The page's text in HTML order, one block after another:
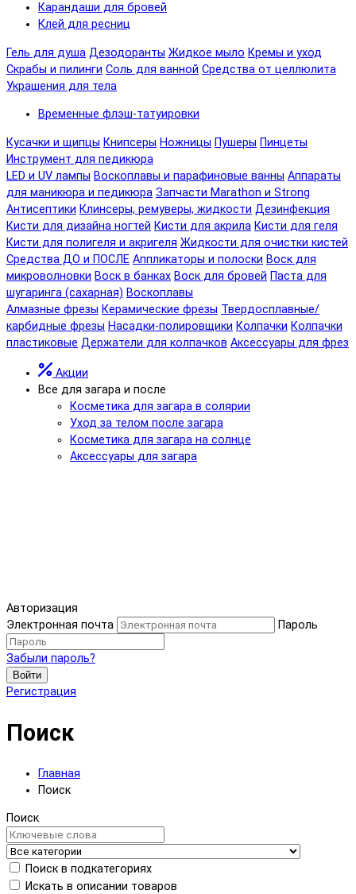
Карандаши для бровей
Клей для ресниц
Гель для душа Дезодоранты Жидкое мыло Кремы и уход
Скрабы и пилинги Соль для ванной Средства от целлюлита
Украшения для тела
Временные флэш-татуировки
Кусачки и щипцы Книпсеры Ножницы Пушеры Пинцеты
Инструмент для педикюра
LED и UV лампы Воскоплавы и парафиновые ванны Аппараты
для маникюра и педикюра Запчасти Marathon и Strong
Антисептики Клинсеры, ремуверы, жидкости Дезинфекция
Кисти для дизайна ногтей Кисти для акрила Кисти для геля
Кисти для полигеля и акригеля Жидкости для очистки кистей
Средства ДО и ПОСЛЕ Аппликаторы и полоски Воск для
микроволновки Воск в банках Воск для бровей Паста для
шугаринга (сахарная) Воскоплавы
Алмазные фрезы Керамические фрезы Твердосплавные/
карбидные фрезы Насадки-полировщики Колпачки Колпачки
пластиковые Держатели для колпачков Аксессуары для фрез
Акции
Все для загара и после
Косметика для загара в солярии
Уход за телом после загара
Косметика для загара на солнце
Аксессуары для загара
Авторизация
Электронная почта
Пароль
Забыли пароль?
Войти
Регистрация
Поиск
Главная
Поиск
Поиск
Поиск в подкатегориях
Искать в описании товаров